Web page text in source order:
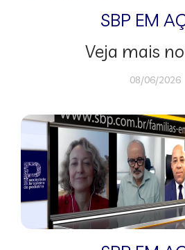
SBP EM
Veja mais
08/06/2026